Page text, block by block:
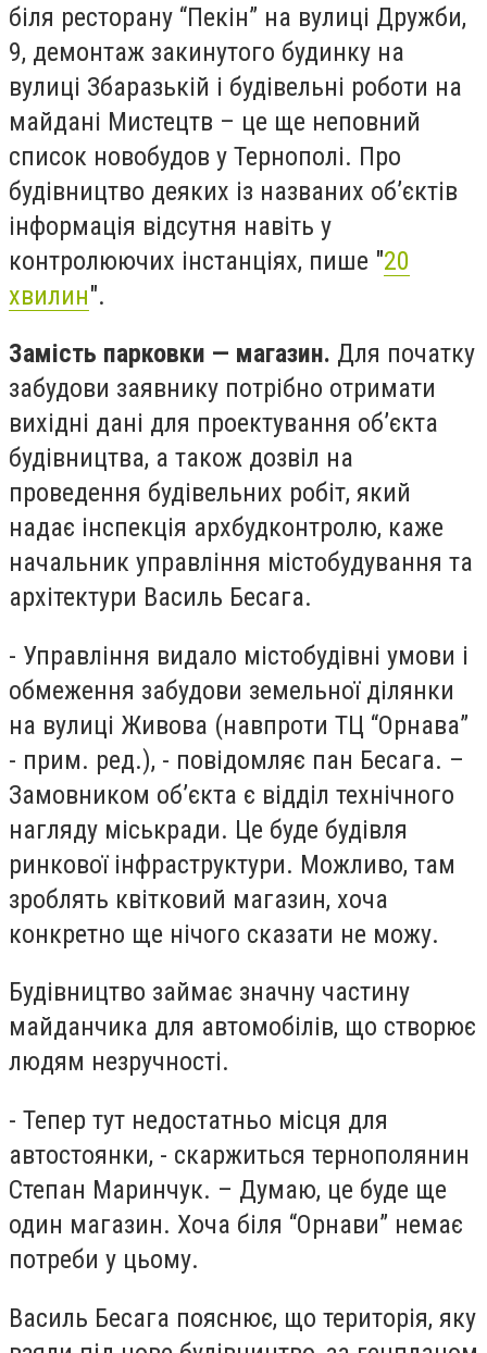
біля ресторану “Пекін” на вулиці Дружби,
9, демонтаж закинутого будинку на
вулиці Збаразькій і будівельні роботи на
майдані Мистецтв – це ще неповний
список новобудов у Тернополі. Про
будівництво деяких із названих об’єктів
інформація відсутня навіть у
контролюючих інстанціях, пише "20
хвилин".
Замість парковки — магазин. Для початку
забудови заявнику потрібно отримати
вихідні дані для проектування об’єкта
будівництва, а також дозвіл на
проведення будівельних робіт, який
надає інспекція архбудконтролю, каже
начальник управління містобудування та
архітектури Василь Бесага.
- Управління видало містобудівні умови і
обмеження забудови земельної ділянки
на вулиці Живова (навпроти ТЦ “Орнава”
- прим. ред.), - повідомляє пан Бесага. –
Замовником об’єкта є відділ технічного
нагляду міськради. Це буде будівля
ринкової інфраструктури. Можливо, там
зроблять квітковий магазин, хоча
конкретно ще нічого сказати не можу.
Будівництво займає значну частину
майданчика для автомобілів, що створює
людям незручності.
- Тепер тут недостатньо місця для
автостоянки, - скаржиться тернополянин
Степан Маринчук. – Думаю, це буде ще
один магазин. Хоча біля “Орнави” немає
потреби у цьому.
Василь Бесага пояснює, що територія, яку